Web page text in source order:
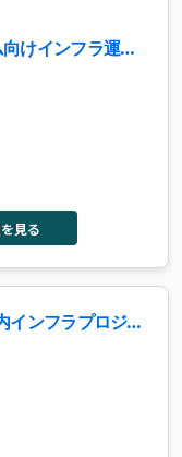
けインフラ運
見る
インフラプロジェ